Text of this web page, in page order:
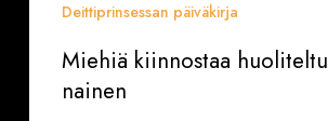
Deittiprinsessan päiväkirja
Miehiä kiinnostaa huoliteltu
nainen